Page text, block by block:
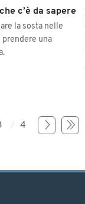
c’è da sapere
la sosta nelle
prendere una
4